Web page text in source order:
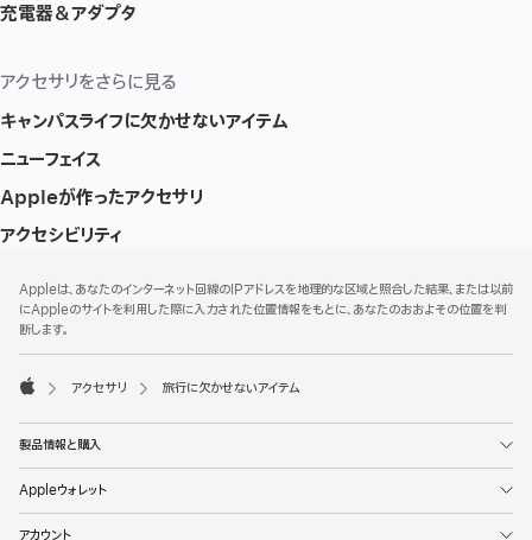
充電器＆アダプタ
アクセサリをさらに見る
キャンパスライフに欠かせないアイテム
ニューフェイス
Appleが作ったアクセサリ
アクセシビリティ
ッ
タ
注
Appleは、あなたのインターネット回線のIPアドレスを地理的な区域と照合した結果、または以前
にAppleのサイトを利用した際に入力された位置情報をもとに、あなたのおおよその位置を判
断します。
アクセサリ 旅行に欠かせないアイテム
製品情報と購入
Appleウォレット
アカウント